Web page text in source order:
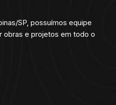
SP, possuímos equipe
obras e projetos em todo o